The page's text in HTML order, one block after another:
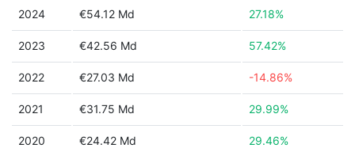
2024 €54.12 Md 27.18%
2023 €42.56 Md 57.42%
2022 €27.03 Md -14.86%
2021 €31.75 Md 29.99%
2020 €24.42 Md 29.46%